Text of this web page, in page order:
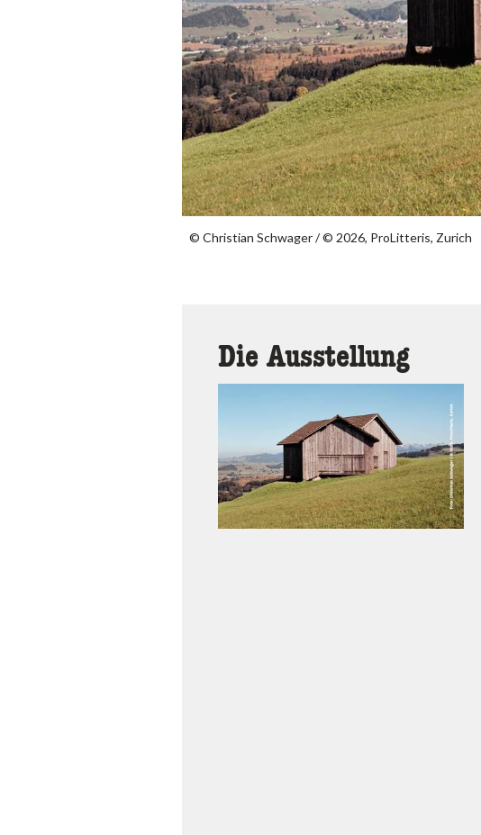
© Christian Schwager / © 2026, ProLitteris, Zurich
Die Ausstellung